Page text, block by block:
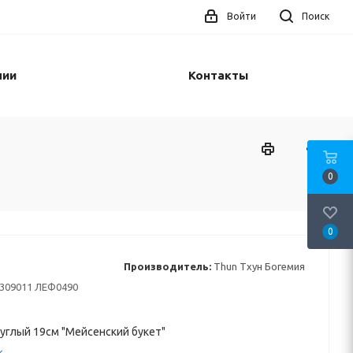
Поиск
Войти
Контакты
Производитель: Thun Тхун Богемия
ЛЕФ0490
19см "Мейсенский букет"
0
0